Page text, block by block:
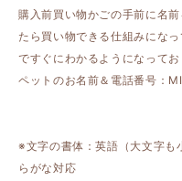
購入前買い物かごの手前に名
たら買い物できる仕組みにな
ですぐにわかるようになってお
ペットのお名前＆電話番号
※文字の書体：英語（大文字も
らがな対応